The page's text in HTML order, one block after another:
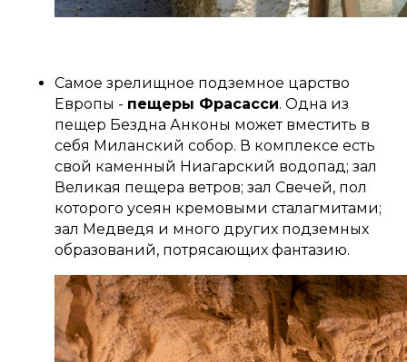
Самое зрелищное подземное царство
Европы - пещеры Фрасасси. Одна из
пещер Бездна Анконы может вместить в
себя Миланский собор. В комплексе есть
свой каменный Ниагарский водопад; зал
Великая пещера ветров; зал Свечей, пол
которого усеян кремовыми сталагмитами;
зал Медведя и много других подземных
образований, потрясающих фантазию.